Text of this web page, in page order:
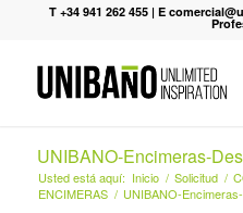
T +34 941 262 455 |E
UNIBANO-Encimeras-
Usted está aquí: Inicio / Solicitud /
ENCIMERAS / UNIBANO-